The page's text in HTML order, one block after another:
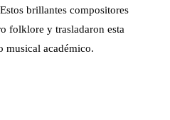
brillantes compositores
folklore y trasladaron esta
musical académico.